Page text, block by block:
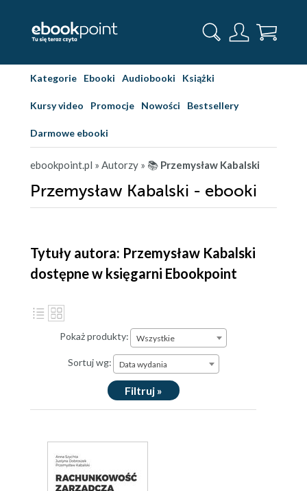
Kategorie Ebooki Audiobooki Książki
Kursy video Promocje Nowości Bestsellery
Darmowe ebooki
ebookpoint.pl » Autorzy » 📚 Przemysław Kabalski
Przemysław Kabalski - ebooki
Tytuły autora: Przemysław Kabalski
dostępne w księgarni Ebookpoint
Pokaż produkty: Wszystkie
Sortuj wg: Data wydania
Filtruj »